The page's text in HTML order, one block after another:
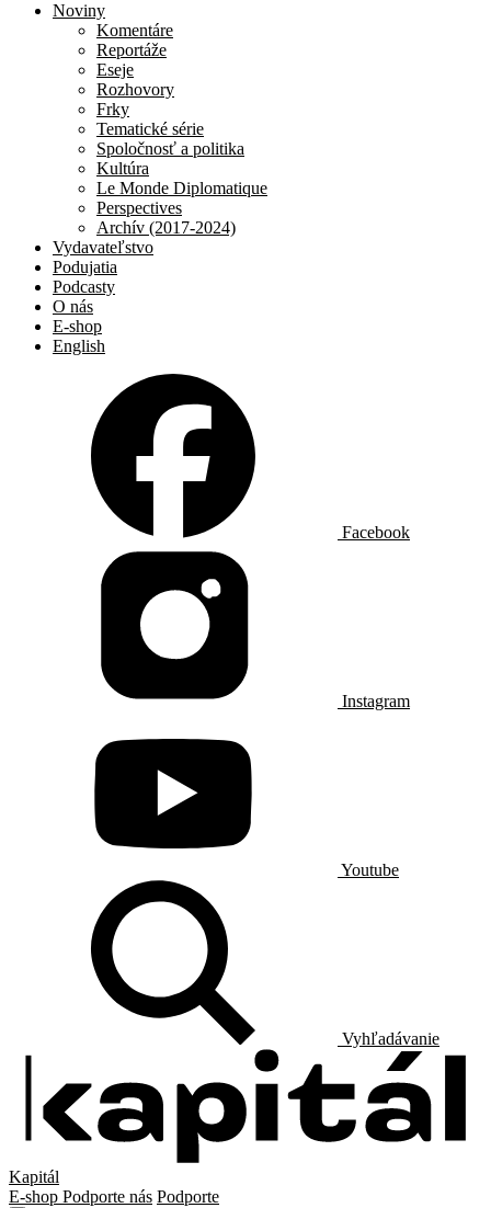
Noviny
Komentáre
Reportáže
Eseje
Rozhovory
Frky
Tematické série
Spoločnosť a politika
Kultúra
Le Monde Diplomatique
Perspectives
Archív (2017-2024)
Vydavateľstvo
Podujatia
Podcasty
O nás
E-shop
English
Facebook
Instagram
Youtube
Vyhľadávanie
Kapitál
E-shop Podporte nás Podporte